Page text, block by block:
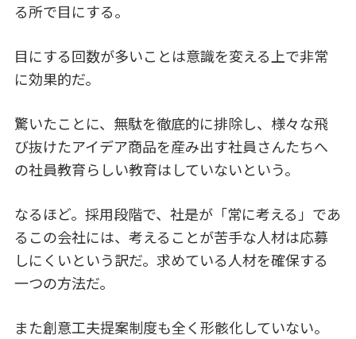
る所で目にする。
目にする回数が多いことは意識を変える上で非常
に効果的だ。
驚いたことに、無駄を徹底的に排除し、様々な飛
び抜けたアイデア商品を産み出す社員さんたちへ
の社員教育らしい教育はしていないという。
なるほど。採用段階で、社是が「常に考える」であ
るこの会社には、考えることが苦手な人材は応募
しにくいという訳だ。求めている人材を確保する
一つの方法だ。
また創意工夫提案制度も全く形骸化していない。